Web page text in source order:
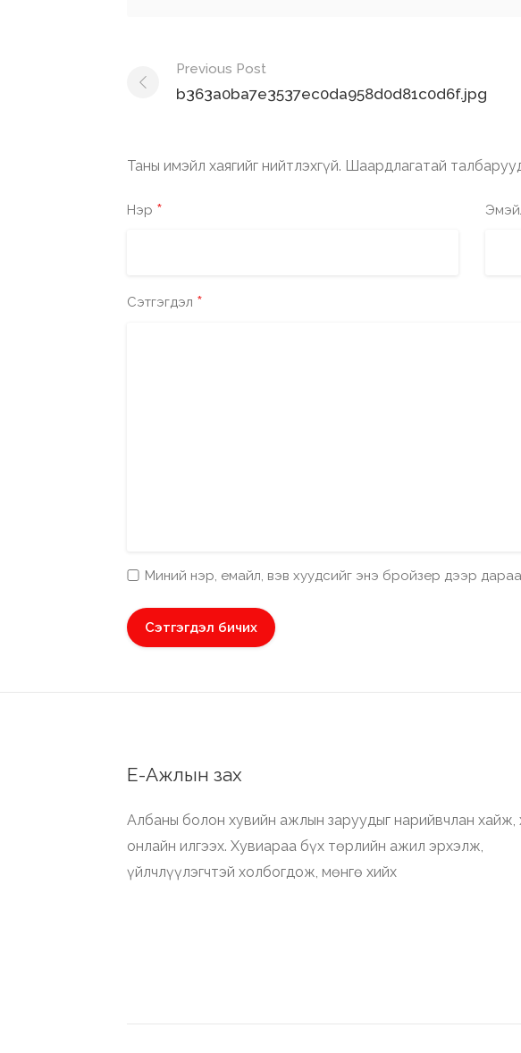
Post
navigation
Previous Post
b363a0ba7e3537ec0da958d0d81c0d6f.jpg
Таны имэйл хаягийг нийтлэхгүй. Шаардлагатай
Нэр *
Сэтгэгдэл *
Миний нэр, емайл, вэв хуудсийг энэ бройзер дээр
Е-Ажлын зах
Албаны болон хувийн ажлын заруудыг нарийвчлан хайж,
онлайн илгээх. Хувиараа бүх төрлийн ажил эрхэлж,
үйлчлүүлэгчтэй холбогдож, мөнгө хийх